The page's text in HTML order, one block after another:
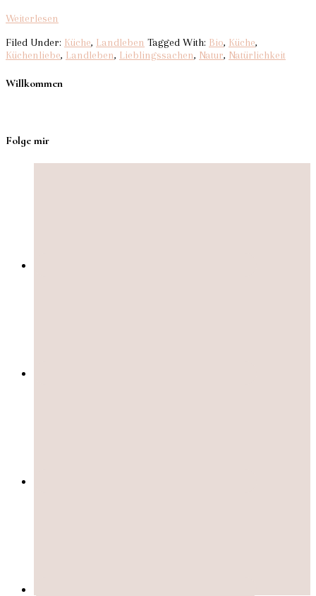
Weiterlesen
Filed Under: Küche, Landleben Tagged With: Bio, Küche,
Küchenliebe, Landleben, Lieblingssachen, Natur, Natürlichkeit
Willkommen
Folge mir